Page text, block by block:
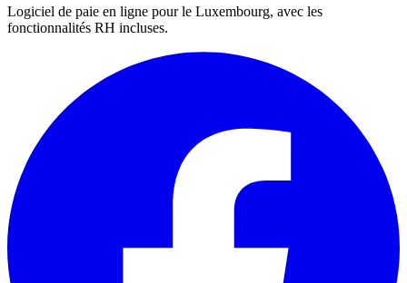
Logiciel de paie en ligne pour le Luxembourg, avec les
fonctionnalités RH incluses.